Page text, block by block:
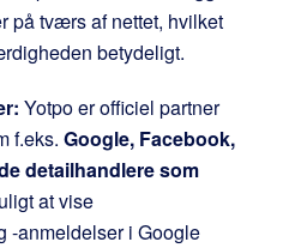
på tværs af nettet, hvilket
betydeligt.
Yotpo er officiel partner
f.eks. Google, Facebook,
detailhandlere som
at vise
-anmeldelser i Google